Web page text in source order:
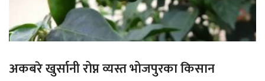
अकबरे खुर्सानी रोप्न व्यस्त भोजपुरका किसान